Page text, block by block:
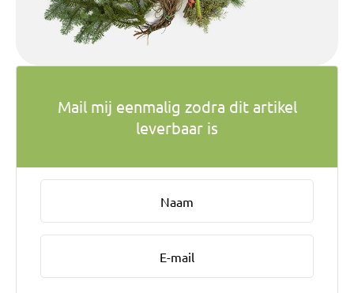
Krans maken
Gelegenheden
Onze bloemenwinkel
Mail mij eenmalig zodra dit artikel
leverbaar is